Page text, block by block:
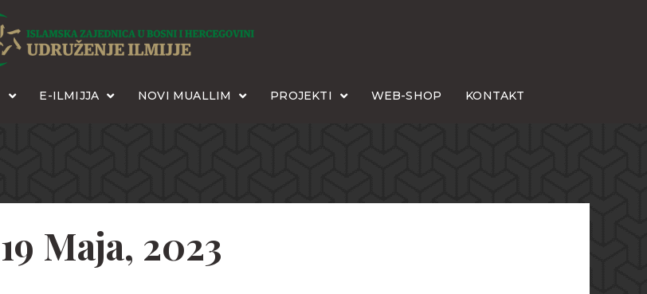
E-ILMIJJA NOVI MUALLIM PROJEKTI WEB-SHOP KONTAKT
19 Maja, 2023